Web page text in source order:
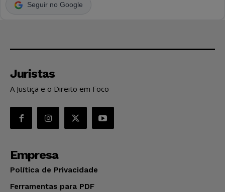
Seguir no Google
Juristas
A Justiça e o Direito em Foco
Empresa
Política de Privacidade
Ferramentas para PDF